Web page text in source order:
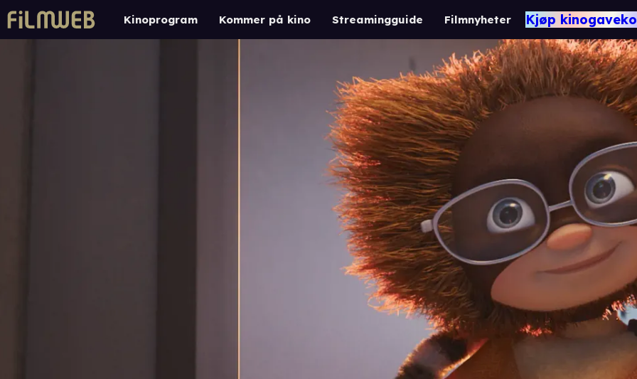
Kinoprogram Kommer på kino Streamingguide Filmnyheter Kjøp